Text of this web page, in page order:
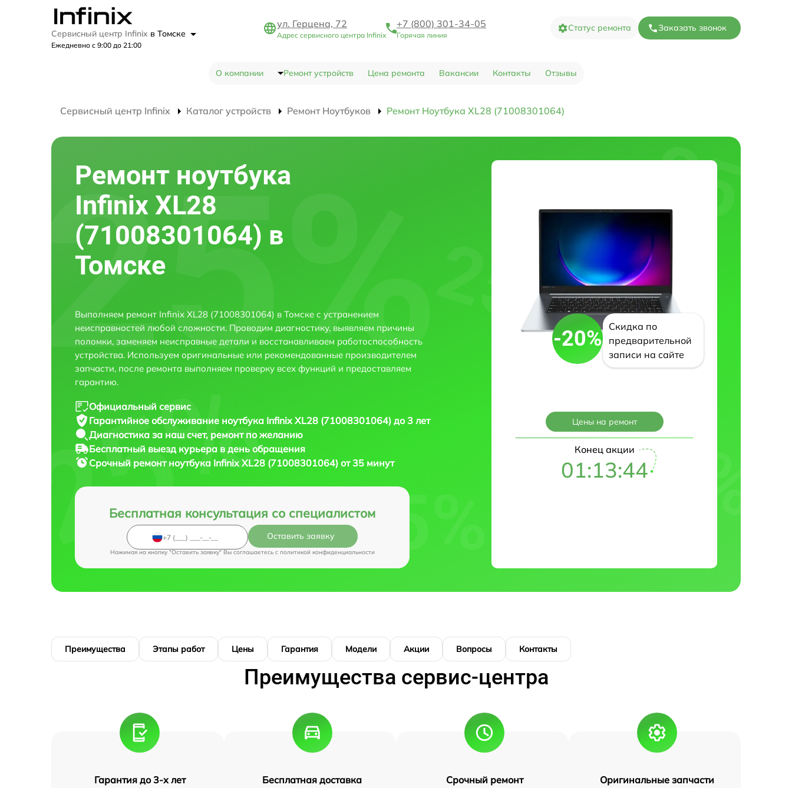
Сервисный центр Infinix в Томске
Ежедневно с 9:00 до 21:00
ул. Герцена, 72
Адрес сервисного центра Infinix
+7 (800) 301-34-05
Горячая линия
Статус ремонта Заказать звонок
О компании Ремонт устройств Цена ремонта Вакансии Контакты Отзывы
Сервисный центр Infinix Каталог устройств Ремонт Ноутбуков Ремонт Ноутбука XL28 (71008301064)
Ремонт ноутбука
Infinix XL28
(71008301064) в
Томске
Выполняем ремонт Infinix XL28 (71008301064) в Томске с устранением
неисправностей любой сложности. Проводим диагностику, выявляем причины
поломки, заменяем неисправные детали и восстанавливаем работоспособность
устройства. Используем оригинальные или рекомендованные производителем
запчасти, после ремонта выполняем проверку всех функций и предоставляем
гарантию.
Официальный сервис
Гарантийное обслуживание ноутбука Infinix XL28 (71008301064) до 3 лет
Диагностика за наш счет, ремонт по желанию
Бесплатный выезд курьера в день обращения
Срочный ремонт ноутбука Infinix XL28 (71008301064) от 35 минут
Бесплатная консультация со специалистом
Оставить заявку
Нажимая на кнопку "Оставить заявку" Вы соглашаетесь c политикой конфиденциальности
-20%
Скидка по
предварительной
записи на сайте
Цены на ремонт
Конец акции
01:13:43
Преимущества Этапы работ Цены Гарантия Модели Акции Вопросы Контакты
Преимущества сервис-центра
Гарантия до 3-х лет Бесплатная доставка Срочный ремонт Оригинальные запчасти